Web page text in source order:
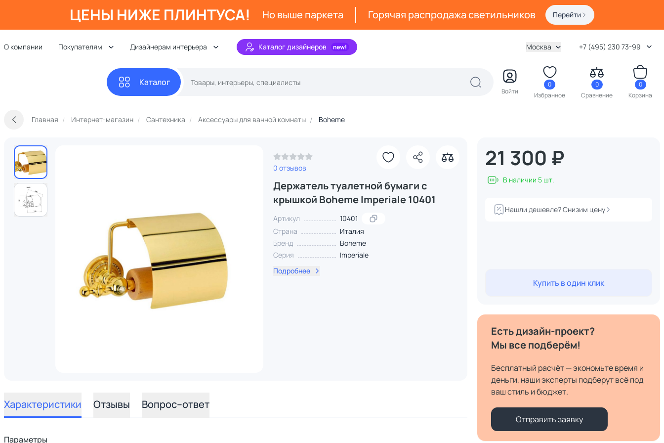
ЦЕНЫ НИЖЕ ПЛИНТУСА! Но выше паркета Горячая распродажа светильников Перейти
О компании Покупателям Дизайнерам интерьера Каталог дизайнеров Москва +7 (495) 230 73-99
Каталог
Войти
0
Избранное
0
Сравнение
0
Корзина
Главная Интернет-магазин Сантехника Аксессуары для ванной комнаты Boheme
0 отзывов
Держатель туалетной бумаги с
крышкой Boheme Imperiale 10401
Артикул
10401
Страна
Италия
Бренд
Boheme
Серия
Imperiale
Подробнее
Характеристики Отзывы Вопрос–ответ
Параметры
21 300 ₽
В наличии 5 шт.
Нашли дешевле? Снизим цену
Купить в один клик
Есть дизайн-проект?
Мы все подберём!
Бесплатный расчёт — экономьте время и
деньги, наши эксперты подберут всё под
ваш стиль и бюджет.
Отправить заявку